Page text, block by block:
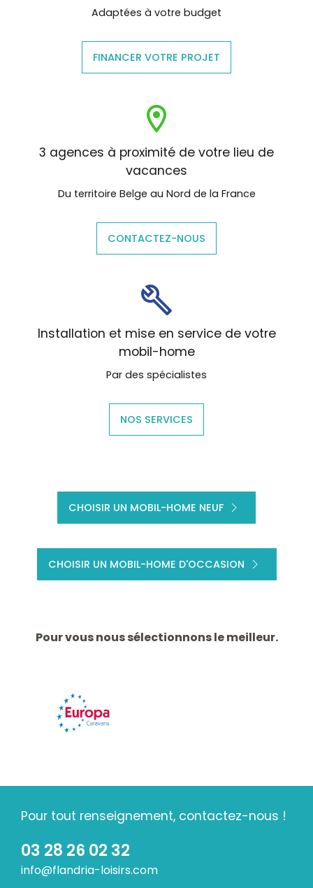
Adaptées à votre budget
FINANCER VOTRE PROJET
3 agences à proximité de votre lieu de
vacances
Du territoire Belge au Nord de la France
CONTACTEZ-NOUS
Installation et mise en service de votre
mobil-home
Par des spécialistes
NOS SERVICES
CHOISIR UN MOBIL-HOME NEUF
CHOISIR UN MOBIL-HOME D'OCCASION
Pour vous nous sélectionnons le meilleur.
Pour tout renseignement, contactez-nous !
03 28 26 02 32
info@flandria-loisirs.com